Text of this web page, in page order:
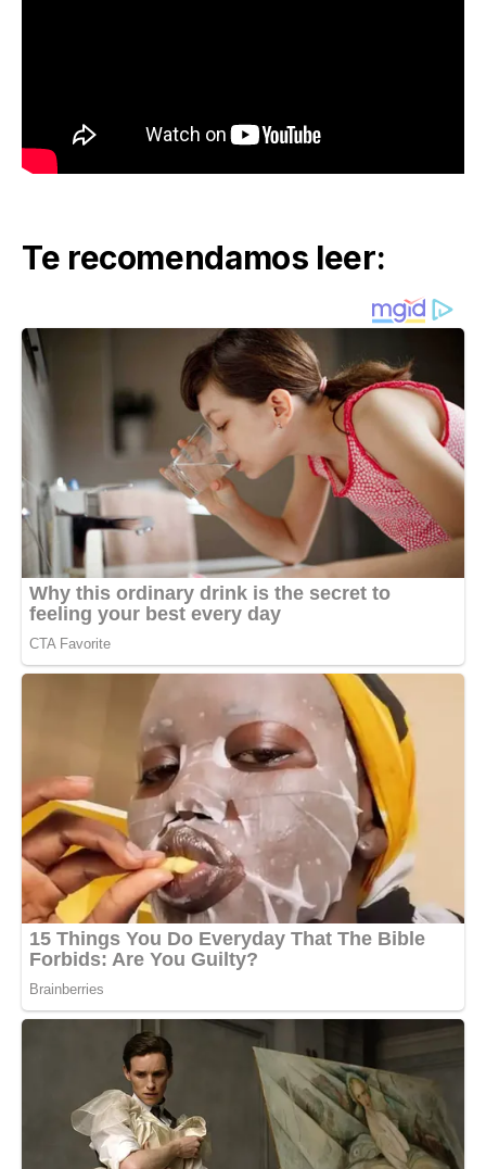
Te recomendamos leer: